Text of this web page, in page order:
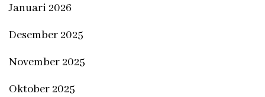
Januari 2026
Desember 2025
November 2025
Oktober 2025